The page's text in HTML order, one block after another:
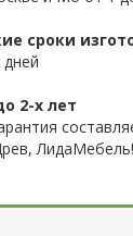
сроки
2-х лет
ЛидаМебель!